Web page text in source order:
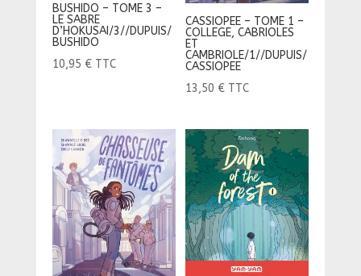
BUSHIDO – TOME 3 –
LE SABRE
D’HOKUSAI/3//DUPUIS/
BUSHIDO
10,95 € TTC
CASSIOPEE – TOME 1 –
COLLEGE, CABRIOLES
ET
CAMBRIOLE/1//DUPUIS/
CASSIOPEE
13,50 € TTC